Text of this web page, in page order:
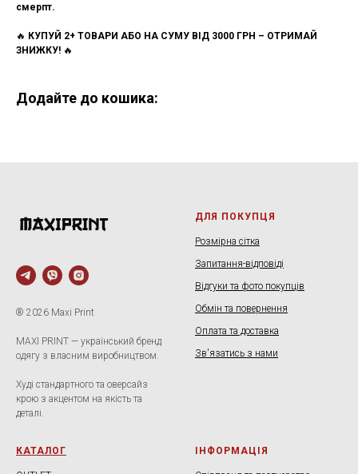
смерпт.
🔥 КУПУЙ 2+ ТОВАРИ АБО НА СУМУ ВІД 3000 ГРН – ОТРИМАЙ
ЗНИЖКУ! 🔥
Додайте до кошика:
® 2026 Maxi Print
MAXI PRINT — український бренд
одягу з власним виробництвом.
Худі стандартного та оверсайз
крою з акцентом на якість та
деталі.
ДЛЯ ПОКУПЦЯ
Розмірна сітка
Запитання-відповіді
Відгуки та фото покупців
Обмін та повернення
Оплата та доставка
Зв'язатись з нами
КАТАЛОГ ІНФОРМАЦІЯ